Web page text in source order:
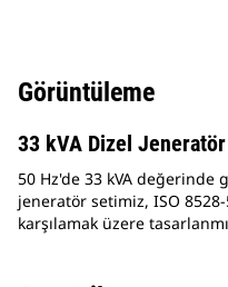
Görüntüleme
33 kVA Dizel
50 Hz'de 33 kVA değerinde
jeneratör setimiz, ISO
karşılamak üzere